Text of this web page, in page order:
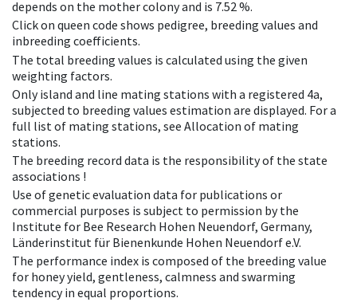
depends on the mother colony and is 7.52 %.
Click on queen code shows pedigree, breeding values and
inbreeding coefficients.
The total breeding values is calculated using the given
weighting factors.
Only island and line mating stations with a registered 4a,
subjected to breeding values estimation are displayed. For a
full list of mating stations, see Allocation of mating
stations.
The breeding record data is the responsibility of the state
associations !
Use of genetic evaluation data for publications or
commercial purposes is subject to permission by the
Institute for Bee Research Hohen Neuendorf, Germany,
Länderinstitut für Bienenkunde Hohen Neuendorf e.V.
The performance index is composed of the breeding value
for honey yield, gentleness, calmness and swarming
tendency in equal proportions.